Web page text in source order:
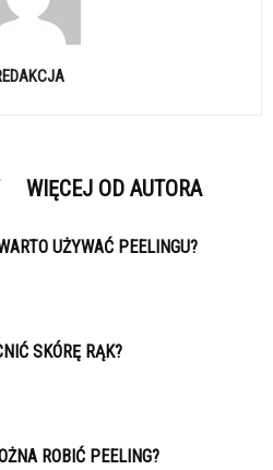
WIĘCEJ OD AUTORA
UŻYWAĆ PEELINGU?
SKÓRĘ RĄK?
ROBIĆ PEELING?